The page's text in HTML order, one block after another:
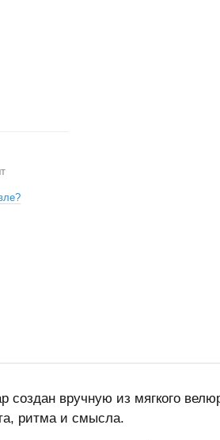
создан вручную из мягкого
ритма и смысла.